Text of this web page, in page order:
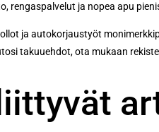
rengaspalvelut ja nopea apu
ja autokorjaustyöt
takuuehdot, ota mukaan